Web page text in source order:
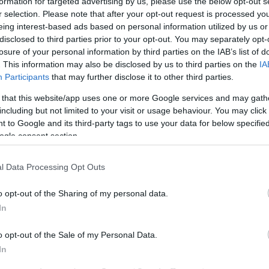
selection. Please note that after your opt-out request is processed
interest-based ads based on personal information utilized by us
to third parties prior to your opt-out. You may separately
of your personal information by third parties on the IAB’s list of
This information may also be disclosed by us to third parties on the
Participants that may further disclose it to other third parties.
that this website/app uses one or more Google services and may
but not limited to your visit or usage behaviour. You may
to Google and its third-party tags to use your data for below
consent section.
Data Processing Opt Outs
opt-out of the Sharing of my personal data.
opt-out of the Sale of my Personal Data.
priložnosti Krke, a je vedno pred gostujočo napadalko
.
zaradi prekrška prislužila rumeni karton.
na sredini igrišča, je drugi polčas prinesel zelo razgibano
je pri izidu1:1.
Novomeščanke,v 57. minuti so preigrale domačo
a žoga se je skotalila mimo leve vratnice.Po uri igre je